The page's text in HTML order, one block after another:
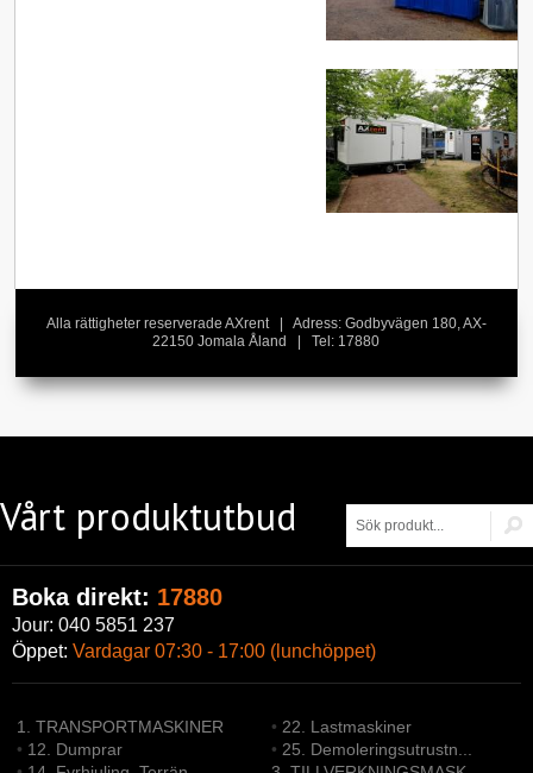
Alla rättigheter reserverade AXrent | Adress: Godbyvägen 180, AX-
22150 Jomala Åland | Tel: 17880
Vårt produktutbud
Boka direkt: 17880
Jour: 040 5851 237
Öppet: Vardagar 07:30 - 17:00 (lunchöppet)
1. TRANSPORTMASKINER
• 12. Dumprar
•22. Lastmaskiner
•25. Demoleringsutrustn...